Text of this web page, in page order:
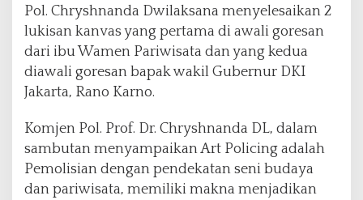
n
i
m
P
u
t
Pol. Chryshnanda Dwilaksana menyelesaikan 2
lukisan kanvas yang pertama di awali goresan
dari ibu Wamen Pariwisata dan yang kedua
diawali goresan bapak wakil Gubernur DKI
Jakarta, Rano Karno.
Komjen Pol. Prof. Dr. Chryshnanda DL, dalam
sambutan menyampaikan Art Policing adalah
Pemolisian dengan pendekatan seni budaya
dan pariwisata, memiliki makna menjadikan